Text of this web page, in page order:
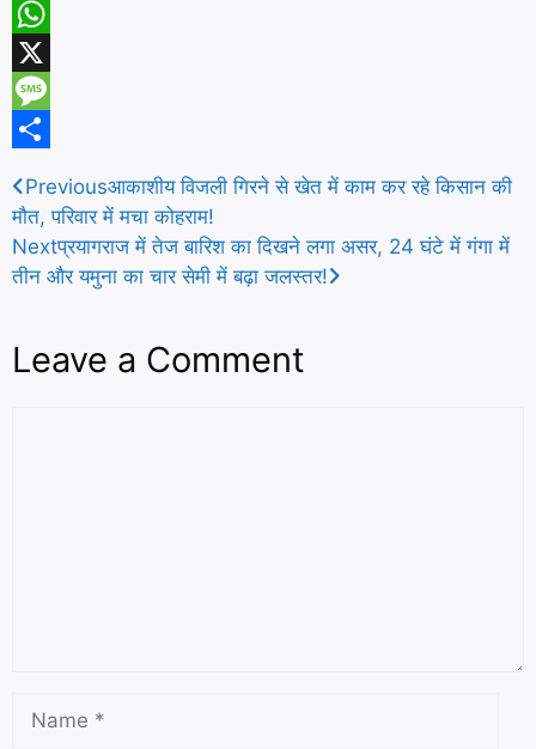
a
c
e
b
o
k
E
m
a
W
h
a
s
A
p
X
M
s
s
a
h
a
r
Previousआकाशीय विजली गिरने से खेत में काम कर रहे किसान की
मौत, परिवार में मचा कोहराम!
Nextप्रयागराज में तेज बारिश का दिखने लगा असर, 24 घंटे में गंगा में
तीन और यमुना का चार सेमी में बढ़ा जलस्तर!
Leave a Comment